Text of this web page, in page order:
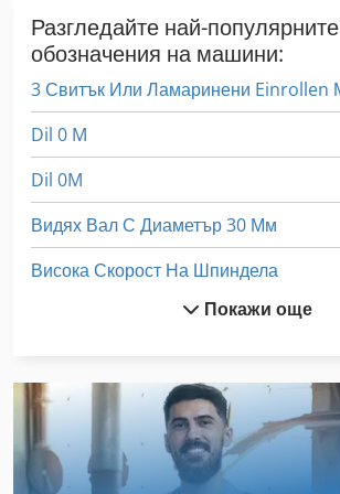
Разгледайте най-популярните
обозначения на машини:
Dil 0 M
Dil 0M
Видях Вал С Диаметър 30 Мм
Висока Скорост На Шпиндела
Вмъкване На Машина
Коригиране На Шпиндела
Лента Rp
Покажи още